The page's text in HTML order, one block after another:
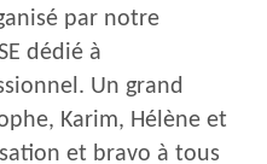
par notre
dédié à
Un grand
Karim, Hélène et
et bravo à tous